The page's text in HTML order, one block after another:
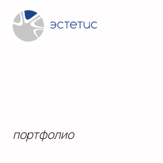
ЭКОЛОГИЧНЫЙ СТИЛЬ